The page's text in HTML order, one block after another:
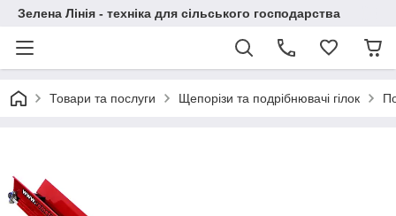
Зелена Лінія - техніка для сільського господарства
Товари та послуги Щепорізи та подрібнювачі гілок